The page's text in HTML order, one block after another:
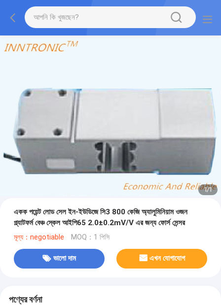
1/1
একক পয়েন্ট লোড সেল ইন-ইউডিজে সি3 800 কেজি অ্যালুমিনিয়াম ওজন
প্ল্যাটফর্ম বেঞ্চ স্কেল আইপি65 2.0±0.2mV/V এর জন্য ফোর্স সেন্সর
মূল্য：negotiable MOQ：1 পিসি
ভালো দাম এখন যোগাযোগ
পণ্যের বর্ণনা